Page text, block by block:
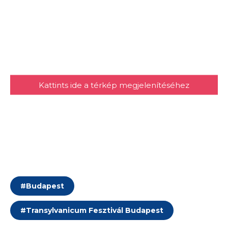
Kattints ide a térkép megjelenítéséhez
#Budapest
#Transylvanicum Fesztivál Budapest